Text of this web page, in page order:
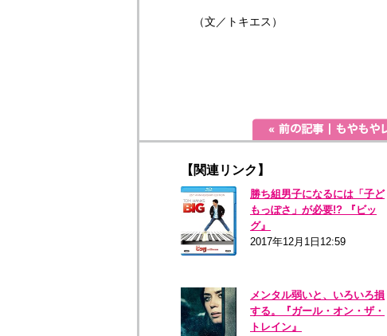
（文／トキエス）
【関連リンク】
勝ち組男子になるには「子ど
もっぽさ」が必要!? 『ビッ
グ』
2017年12月1日12:59
メンタル弱いと、いろいろ損
する。『ガール・オン・ザ・
トレイン』